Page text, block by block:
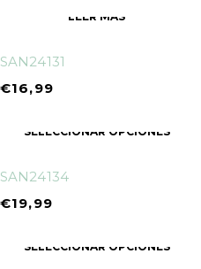
LEER MÁS
SAN24131
€16,99
SELECCIONAR OPCIONES
SAN24134
€19,99
SELECCIONAR OPCIONES